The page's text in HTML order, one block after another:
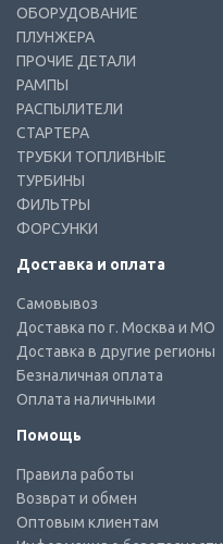
ОБОРУДОВАНИЕ
ПЛУНЖЕРА
ПРОЧИЕ ДЕТАЛИ
РАМПЫ
РАСПЫЛИТЕЛИ
СТАРТЕРА
ТРУБКИ ТОПЛИВНЫЕ
ТУРБИНЫ
ФИЛЬТРЫ
ФОРСУНКИ
Доставка и оплата
Самовывоз
Доставка по г. Москва и МО
Доставка в другие регионы
Безналичная оплата
Оплата наличными
Помощь
Правила работы
Возврат и обмен
Оптовым клиентам